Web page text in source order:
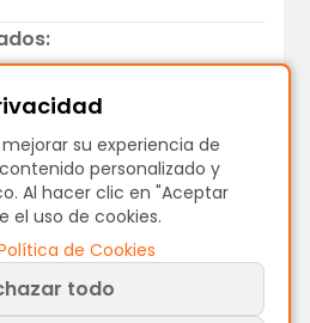
- Conceptos
- De los datos al
la optimización de
el análisis en
proceso de forma
su experiencia de
personalizado y
Al hacer clic en "Aceptar
el uso de cookies.
de Cookies
todo